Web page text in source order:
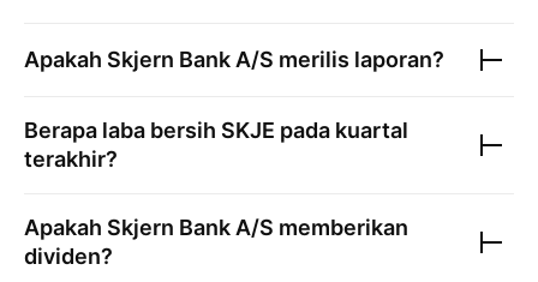
Apakah Skjern Bank A/S merilis laporan?
Berapa laba bersih SKJE pada kuartal
terakhir?
Apakah Skjern Bank A/S memberikan
dividen?